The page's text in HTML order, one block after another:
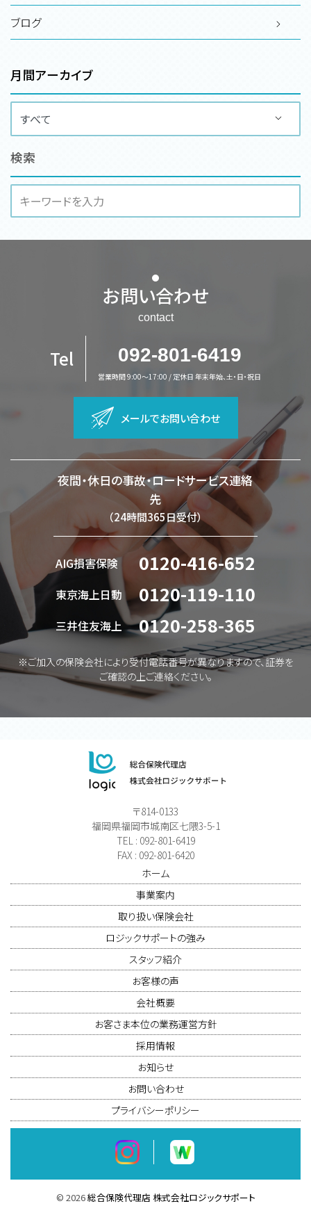
ブログ
月間アーカイブ
検索
お問い合わせ
contact
Tel 092-801-6419
営業時間 9:00～17:00 / 定休日 年末年始、土・日・祝日
メールでお問い合わせ
夜間・休日の事故・ロードサービス連絡
先
（24時間365日受付）
AIG損害保険 0120-416-652
東京海上日動 0120-119-110
三井住友海上 0120-258-365
※ご加入の保険会社により受付電話番号が異なりますので、証券を
ご確認の上ご連絡ください。
〒814-0133
福岡県福岡市城南区七隈3-5-1
TEL : 092-801-6419
FAX : 092-801-6420
ホーム
事業案内
取り扱い保険会社
ロジックサポートの強み
スタッフ紹介
お客様の声
会社概要
お客さま本位の業務運営方針
採用情報
お知らせ
お問い合わせ
プライバシーポリシー
© 2026総合保険代理店 株式会社ロジックサポート